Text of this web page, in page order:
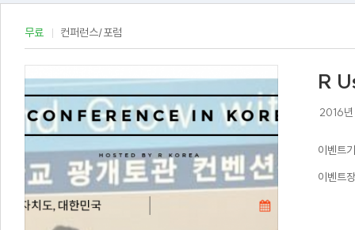
해
요.
무료 컨퍼런스/포럼
R
2016년
이벤트
이벤트